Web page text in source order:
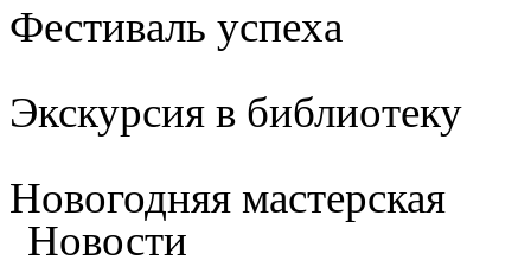
Фестиваль успеха
Экскурсия в библиотеку
Новогодняя мастерская
Новости